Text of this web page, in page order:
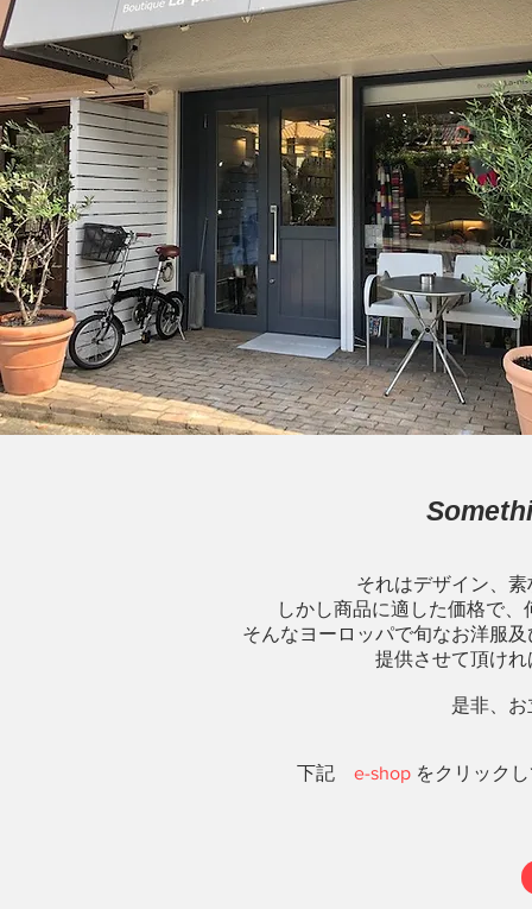
それはデザイン、
しかし商品に適した価格で
そんなヨーロッパで旬なお洋服
提供させて頂け
是非、
​下記 e-shopをクリックし